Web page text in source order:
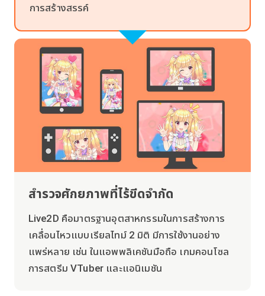
การสร้างสรรค์
สำรวจศักยภาพที่ไร้ขีดจำกัด
Live2D คือมาตรฐานอุตสาหกรรมในการสร้างการ
เคลื่อนไหวแบบเรียลไทม์ 2 มิติ มีการใช้งานอย่าง
แพร่หลาย เช่น ในแอพพลิเคชันมือถือ เกมคอนโซล
การสตรีม VTuber และแอนิเมชัน